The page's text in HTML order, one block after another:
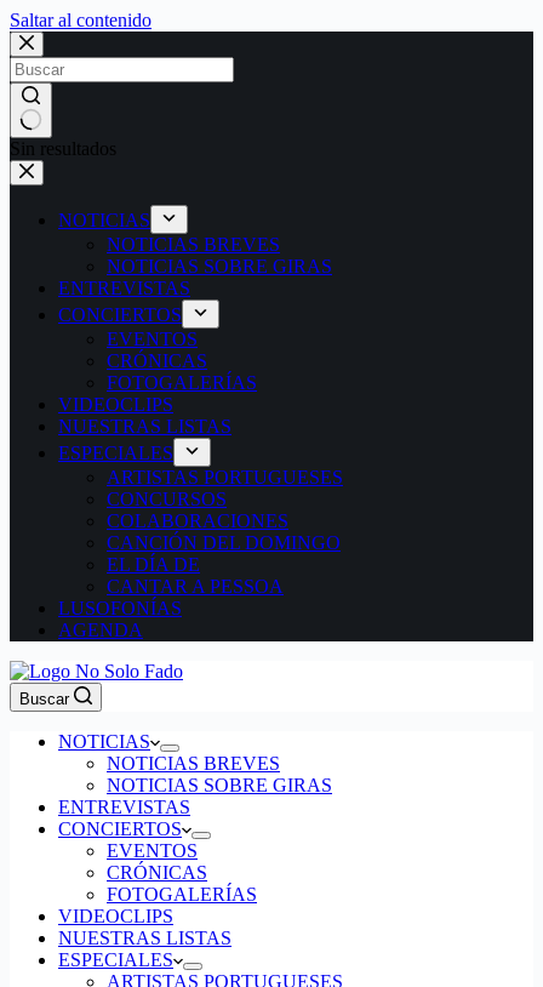
Saltar al contenido
Sin resultados
NOTICIAS
NOTICIAS BREVES
NOTICIAS SOBRE GIRAS
ENTREVISTAS
CONCIERTOS
EVENTOS
CRÓNICAS
FOTOGALERÍAS
VIDEOCLIPS
NUESTRAS LISTAS
ESPECIALES
ARTISTAS PORTUGUESES
CONCURSOS
COLABORACIONES
CANCIÓN DEL DOMINGO
EL DÍA DE
CANTAR A PESSOA
LUSOFONÍAS
AGENDA
Buscar
NOTICIAS
NOTICIAS BREVES
NOTICIAS SOBRE GIRAS
ENTREVISTAS
CONCIERTOS
EVENTOS
CRÓNICAS
FOTOGALERÍAS
VIDEOCLIPS
NUESTRAS LISTAS
ESPECIALES
ARTISTAS PORTUGUESES